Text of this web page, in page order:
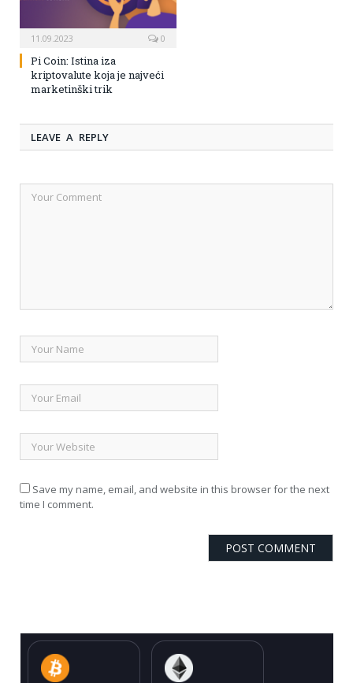
11.09.2023 0
Pi Coin: Istina iza
kriptovalute koja je najveći
marketinški trik
LEAVE A REPLY
Save my name, email, and website in this browser for the next
time I comment.